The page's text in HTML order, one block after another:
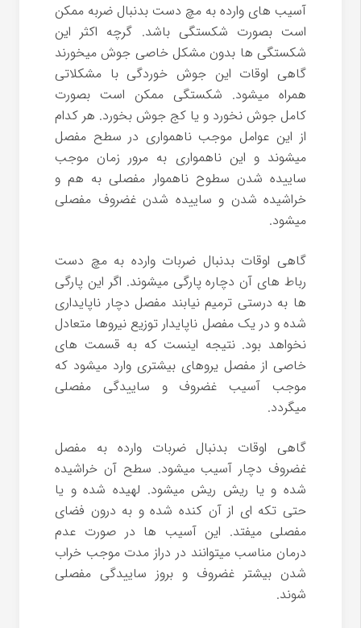
آسیب های وارده به مچ دست بدنبال ضربه ممکن
است بصورت شکستگی باشد. گرچه اکثر این
شکستگی ها بدون مشکل خاصی جوش میخورند
گاهی اوقات این جوش خوردگی با مشکلاتی
همراه میشود. شکستگی ممکن است بصورت
کامل جوش نخورد و یا کج جوش بخورد. هر کدام
از این عوامل موجب ناهمواری در سطح مفصل
میشوند و این ناهمواری به مرور زمان موجب
ساییده شدن سطوح ناهموار مفصلی به هم و
خراشیده شدن و ساییده شدن غضروف مفصلی
میشود.
گاهی اوقات بدنبال ضربات وارده به مچ دست
رباط های آن دچاره پارگی میشوند. اگر این پارگی
ها به درستی ترمیم نیابند مفصل دچار ناپایداری
شده و در یک مفصل ناپایدار توزیع نیروها متعادل
نخواهد بود. نتیجه اینست که به قسمت های
خاصی از مفصل یروهای بیشتری وارد میشود که
موجب آسیب غضروف و ساییدگی مفصلی
میگردد.
گاهی اوقات بدنبال ضربات وارده به مفصل
غضروف دچار آسیب میشود. سطح آن خراشیده
شده و یا ریش ریش میشود. لهیده شده و یا
حتی تکه ای از آن کنده شده و به درون فضای
مفصلی میفتد. این آسیب ها در صورت عدم
درمان مناسب میتوانند در دراز مدت موجب خراب
شدن بیشتر غضروف و بروز ساییدگی مفصلی
شوند.